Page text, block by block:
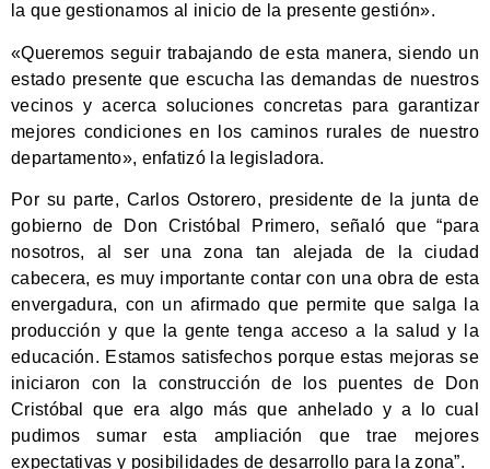
la que gestionamos al inicio de la presente gestión».
«Queremos seguir trabajando de esta manera, siendo un
estado presente que escucha las demandas de nuestros
vecinos y acerca soluciones concretas para garantizar
mejores condiciones en los caminos rurales de nuestro
departamento», enfatizó la legisladora.
Por su parte, Carlos Ostorero, presidente de la junta de
gobierno de Don Cristóbal Primero, señaló que “para
nosotros, al ser una zona tan alejada de la ciudad
cabecera, es muy importante contar con una obra de esta
envergadura, con un afirmado que permite que salga la
producción y que la gente tenga acceso a la salud y la
educación. Estamos satisfechos porque estas mejoras se
iniciaron con la construcción de los puentes de Don
Cristóbal que era algo más que anhelado y a lo cual
pudimos sumar esta ampliación que trae mejores
expectativas y posibilidades de desarrollo para la zona”.